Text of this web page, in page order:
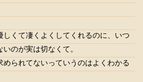
しくて凄くよくしてくれるのに、いつ
のが実は切なくて。
められてないっていうのはよくわかる